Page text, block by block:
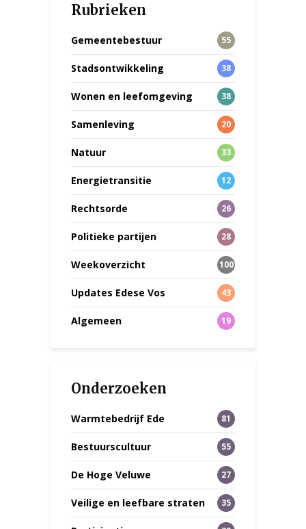
Rubrieken
Gemeentebestuur 55
Stadsontwikkeling 38
Wonen en leefomgeving 38
Samenleving 20
Natuur 33
Energietransitie 12
Rechtsorde 26
Politieke partijen 28
Weekoverzicht 100
Updates Edese Vos 43
Algemeen 19
Onderzoeken
Warmtebedrijf Ede 81
Bestuurscultuur 55
De Hoge Veluwe 27
Veilige en leefbare straten 35